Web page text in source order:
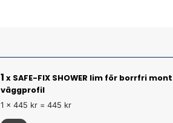
1 x SAFE-FIX SHOWER lim för borrfri
väggprofil
1 x 445 kr = 445 kr